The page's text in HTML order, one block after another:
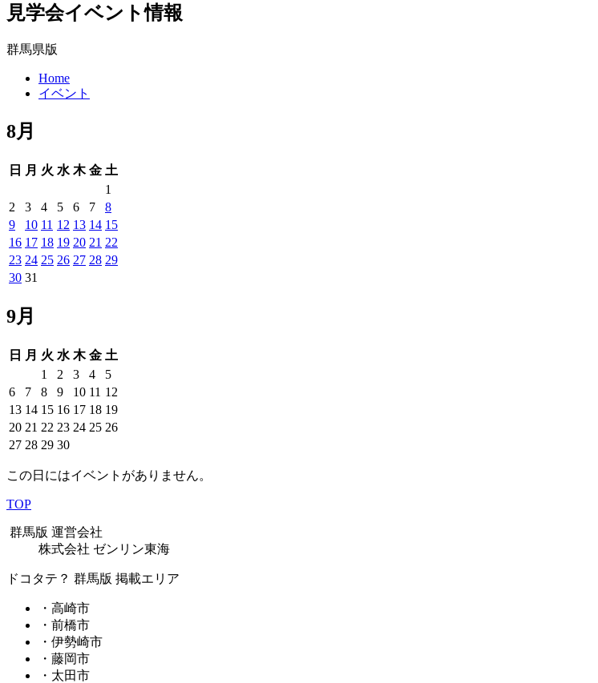
見学会イベント情報
群馬県版
Home
イベント
8月
日 月 火 水 木 金 土
1
2
3 4 5 6 7
8
9
10 11 12 13 14 15
16 17 18 19 20 21 22
23 24 25 26 27 28 29
30 31
9月
日 月 火 水 木 金 土
1
2 3 4
5
6
7 8 9 10 11 12
13 14 15 16 17 18 19
20 21 22 23 24 25 26
27 28 29 30
この日にはイベントがありません。
TOP
群馬版 運営会社
株式会社 ゼンリン東海
ドコタテ？ 群馬版 掲載エリア
・高崎市
・前橋市
・伊勢崎市
・藤岡市
・太田市